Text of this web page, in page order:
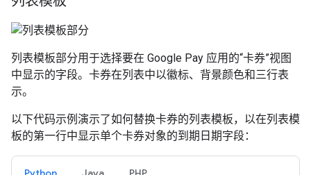
列表模板部分用于选择要在 Google Pay 应用的“卡券”视图
中显示的字段。卡券在列表中以徽标、背景颜色和三行表
示。
以下代码示例演示了如何替换卡券的列表模板，以在列表模
板的第一行中显示单个卡券对象的到期日期字段：